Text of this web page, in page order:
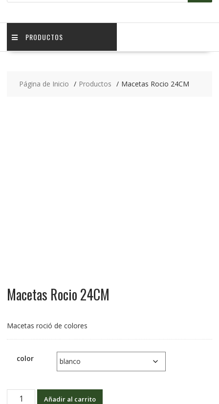
PRODUCTOS
Página de Inicio Productos Macetas Rocio 24CM
Macetas Rocio 24CM
Macetas roció de colores
color
Añadir al carrito